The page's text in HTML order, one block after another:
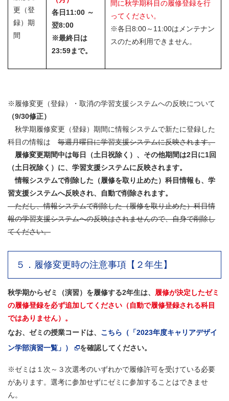
更（登
録）期
間
各日11:00 ～
翌8:00
※最終日は
23:59まで。
間に秋学期科目の履修登録を行
ってください。
※各日8:00～11:00はメンテナン
スのため利用できません。
※履修変更（登録）・取消の学習支援システムへの反映について
（9/30修正）
秋学期履修変更（登録）期間に情報システムで新たに登録した
科目の情報は 毎週月曜日に学習支援システムに反映されます。
履修変更期間中は毎日（土日祝除く）、その他期間は2日に1回
（土日祝除く）に、学習支援システムに反映されます。
情報システムで削除した（履修を取り止めた）科目情報も、学
習支援システムへ反映され、自動で削除されます。
ただし、情報システムで削除した（履修を取り止めた）科目情
報の学習支援システムへの反映はされませんので、自身で削除し
てください。
５．履修変更時の注意事項【２年生】
秋学期からゼミ（演習）を履修する2年生は、 履修が決定したゼミ
の履修登録を必ず追加してください（自動で履修登録される科目
ではありません）。
なお、ゼミの授業コードは、 こちら（「2023年度キャリアデザイ
ン学部演習一覧」）
を確認してください。
※ゼミは１次～３次選考のいずれかで履修許可を受けている必要
があります。選考に参加せずにゼミに参加することはできませ
ん。